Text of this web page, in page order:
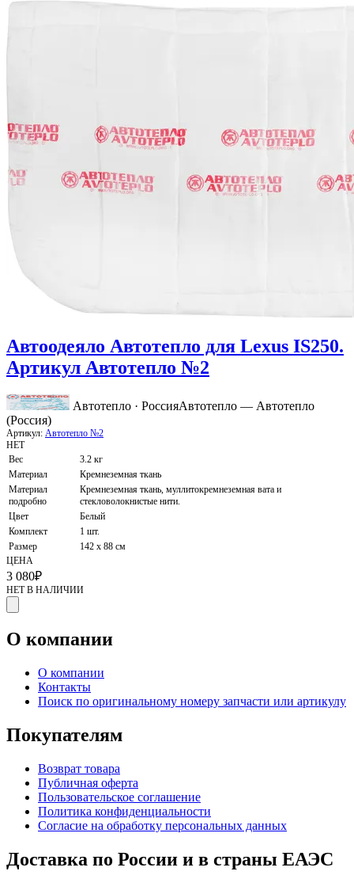
Автоодеяло Автотепло для Lexus IS250.
Артикул Автотепло №2
Автотепло · РоссияАвтотепло — Автотепло
(Россия)
Артикул: Автотепло №2
НЕТ
Вес
3.2 кг
Материал
Кремнеземная ткань
Материал
подробно
Кремнеземная ткань, муллитокремнеземная вата и
стекловолокнистые нити.
Цвет
Белый
Комплект
1 шт.
Размер
142 х 88 см
ЦЕНА
3 080₽
НЕТ В НАЛИЧИИ
О компании
О компании
Контакты
Поиск по оригинальному номеру запчасти или артикулу
Покупателям
Возврат товара
Публичная оферта
Пользовательское соглашение
Политика конфиденциальности
Согласие на обработку персональных данных
Доставка по России и в страны ЕАЭС